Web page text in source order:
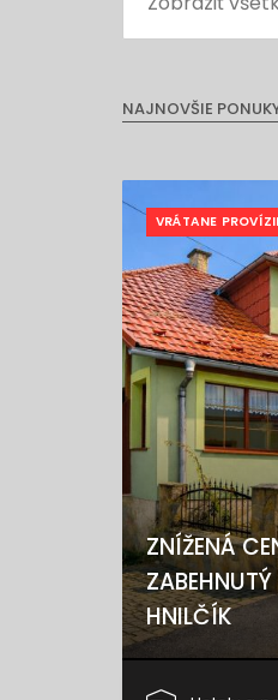
NAJNOVŠIE
VRÁTANE
ZNÍŽENÁ
HNILČÍK